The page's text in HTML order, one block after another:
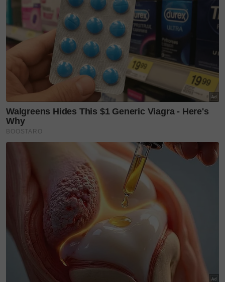
suka ajar cucu-cucunya masak pelbagai jenis
masakan gulai dan nasi dagang selain kuih
tradisional seperti kuih qasidah, sagon, nekbat,
baulu, akok dan penganang,“ imbaunya.
Tidak mahu resipi tradisional itu tidak lapuk ditelan
zaman, Hamimah berbesar hati berkongsi resipi kuih
berkenaan dan variasi sajian menerusi blognya,
hamemah.blogspot.com.
RESIPI kuih Che Abas Demam
Bahan-bahan
4 cawan tepung sagu
8 cawan air
2 cawan gula
Cara-cara: